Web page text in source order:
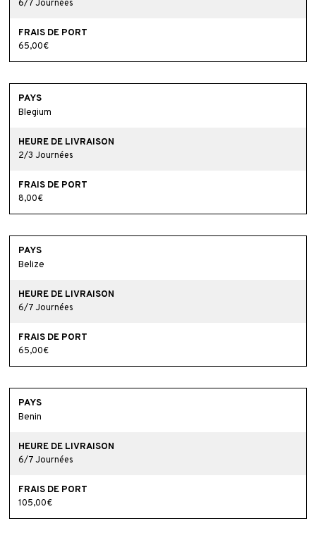
6/7 Journées
65,00€
Blegium
2/3 Journées
8,00€
Belize
6/7 Journées
65,00€
Benin
6/7 Journées
105,00€